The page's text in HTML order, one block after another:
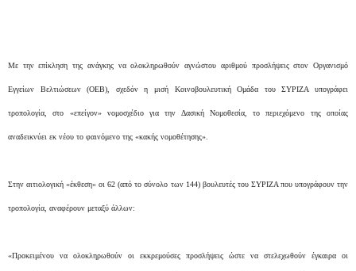
Με την επίκληση της ανάγκης να ολοκληρωθούν αγνώστου αριθμού προσλήψεις στον Οργανισμό
Εγγείων Βελτιώσεων (ΟΕΒ), σχεδόν η μισή Κοινοβουλευτική Ομάδα του ΣΥΡΙΖΑ υπογράφει
τροπολογία, στο «επείγον» νομοσχέδιο για την Δασική Νομοθεσία, το περιεχόμενο της οποίας
αναδεικνύει εκ νέου το φαινόμενο της «κακής νομοθέτησης».
Στην αιτιολογική «έκθεση» οι 62 (από το σύνολο των 144) βουλευτές του ΣΥΡΙΖΑ που υπογράφουν την
τροπολογία, αναφέρουν μεταξύ άλλων:
«Προκειμένου να ολοκληρωθούν οι εκκρεμούσες προσλήψεις ώστε να στελεχωθούν έγκαιρα οι